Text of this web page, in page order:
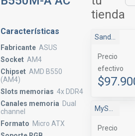
Características
Fabricante ASUS
Socket AM4
Chipset AMD B550
(AM4)
Slots memorias 4x DDR4
Canales memoria Dual
channel
Formato Micro ATX
tienda
Sandos
Precio
efectivo
Precio